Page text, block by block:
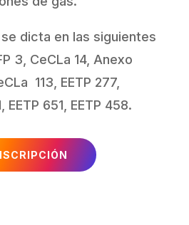
dicta en las siguientes
3, CeCLa 14, Anexo
113, EETP 277,
EETP 651, EETP 458.